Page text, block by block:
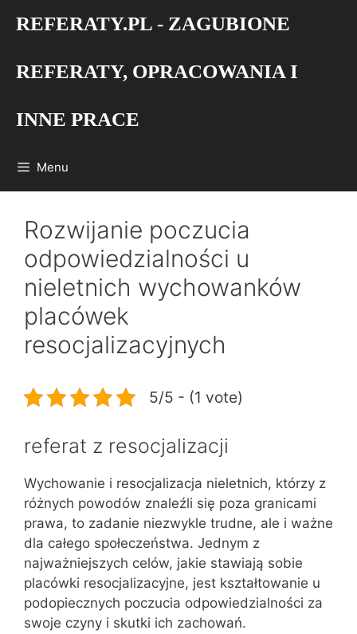
REFERATY.PL - ZAGUBIONE
REFERATY, OPRACOWANIA I
INNE PRACE
Menu
Rozwijanie poczucia
odpowiedzialności u
nieletnich wychowanków
placówek
resocjalizacyjnych
5/5 - (1 vote)
referat z resocjalizacji
Wychowanie i resocjalizacja nieletnich, którzy z
różnych powodów znaleźli się poza granicami
prawa, to zadanie niezwykle trudne, ale i ważne
dla całego społeczeństwa. Jednym z
najważniejszych celów, jakie stawiają sobie
placówki resocjalizacyjne, jest kształtowanie u
podopiecznych poczucia odpowiedzialności za
swoje czyny i skutki ich zachowań.